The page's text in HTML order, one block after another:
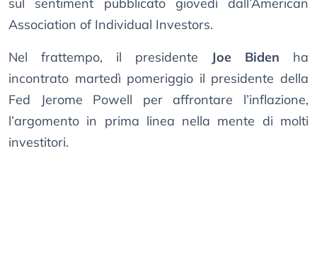
sul sentiment pubblicato giovedì dall’American
Association of Individual Investors.
Nel frattempo, il presidente Joe Biden ha
incontrato martedì pomeriggio il presidente della
Fed Jerome Powell per affrontare l’inflazione,
l’argomento in prima linea nella mente di molti
investitori.